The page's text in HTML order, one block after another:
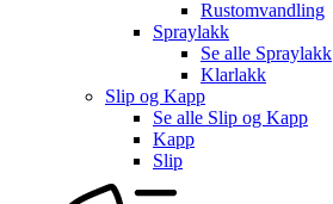
Rustomvandling
Spraylakk
Se alle Spraylakk
Klarlakk
Slip og Kapp
Se alle Slip og Kapp
Kapp
Slip